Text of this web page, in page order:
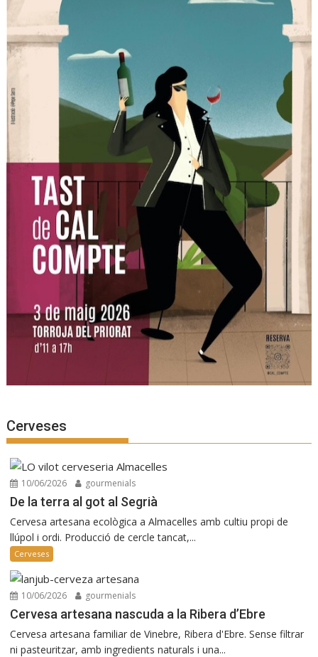
Cerveses
10/06/2026 gourmenials
De la terra al got al Segrià
Cervesa artesana ecològica a Almacelles amb cultiu propi de
llúpol i ordi. Producció de cercle tancat,...
Cerveses
10/06/2026 gourmenials
Cervesa artesana nascuda a la Ribera d’Ebre
Cervesa artesana familiar de Vinebre, Ribera d'Ebre. Sense filtrar
ni pasteuritzar, amb ingredients naturals i una...